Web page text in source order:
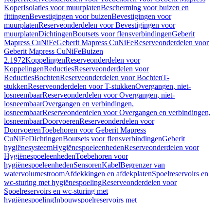
KoperIsolaties voor muurplatenBescherming voor buizen en
fittingenBevestigingen voor buizenBevestigingen voor
muurplatenReserveonderdelen voor Bevestigingen voor
muurplatenDichtingenBoutsets voor flensverbindingenGeberit
Mapress CuNiFeGeberit Mapress CuNiFeReserveonderdelen voor
Geberit Mapress CuNiFeBuizen
2.1972KoppelingenReserveonderdelen voor
KoppelingenReductiesReserveonderdelen voor
ReductiesBochtenReserveonderdelen voor BochtenT-
stukkenReserveonderdelen voor T-stukkenOvergangen, niet-
losneembaarReserveonderdelen voor Overgangen, niet-
losneembaarOvergangen en verbindingen,
losneembaarReserveonderdelen voor Overgangen en verbindingen,
losneembaarDoorvoerenReserveonderdelen voor
DoorvoerenToebehoren voor Geberit Mapress
CuNiFeDichtingenBoutsets voor flensverbindingenGeberit
hygiënesysteemHygiënespoeleenhedenReserveonderdelen voor
HygiënespoeleenhedenToebehoren voor
hygiënespoeleenhedenSensorenKabelBegrenzer van
watervolumestroomAfdekkingen en afdekplatenSpoelreservoirs en
wc-sturing met hygiënespoelingReserveonderdelen voor
Spoelreservoirs en wc-sturing met
hygiënespoelingInbouwspoelreservoirs met